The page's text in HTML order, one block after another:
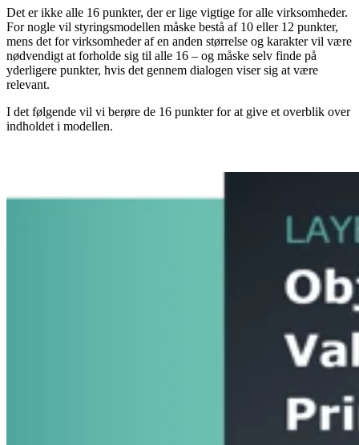
Det er ikke alle 16 punkter, der er lige vigtige for alle virksomheder.
For nogle vil styringsmodellen måske bestå af 10 eller 12 punkter,
mens det for virksomheder af en anden størrelse og karakter vil være
nødvendigt at forholde sig til alle 16 – og måske selv finde på
yderligere punkter, hvis det gennem dialogen viser sig at være
relevant.
I det følgende vil vi berøre de 16 punkter for at give et overblik over
indholdet i modellen.